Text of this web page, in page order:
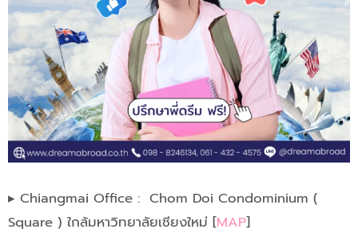
▸ Chiangmai Office : Chom Doi Condominium (
Square ) ใกล้มหาวิทยาลัยเชียงใหม่ [MAP]